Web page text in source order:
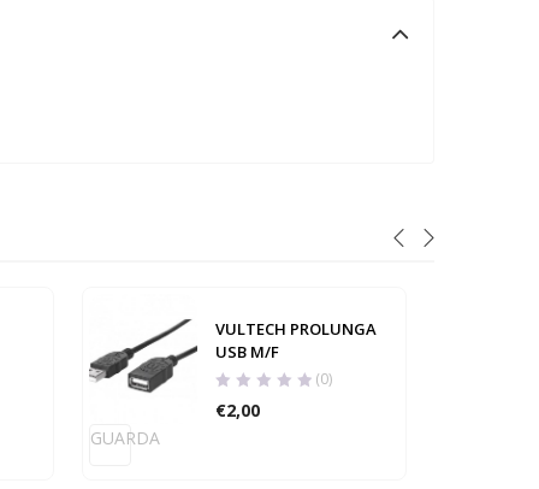
GUARDA
VULTECH PROLUNGA
USB M/F
(0)
€2,00